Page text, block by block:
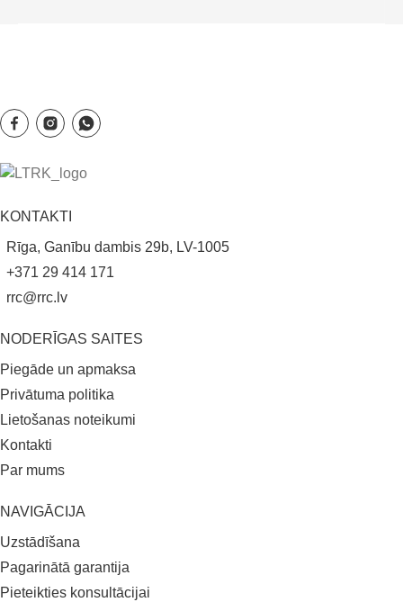
NAVIGĀCIJA
Uzstādīšana
Pagarinātā garantija
Pieteikties konsultācijai
NODERĪGAS SAITES
Piegāde un apmaksa
Privātuma politika
Lietošanas noteikumi
Kontakti
Par mums
KONTAKTI
Rīga, Ganību dambis 29b, LV-1005
+371 29 414 171
rrc@rrc.lv